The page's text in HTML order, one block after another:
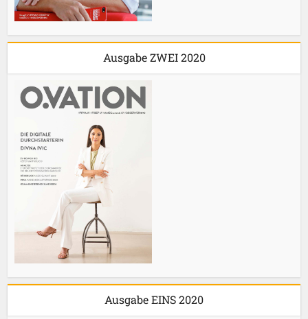
Ausgabe ZWEI 2020
Ausgabe EINS 2020